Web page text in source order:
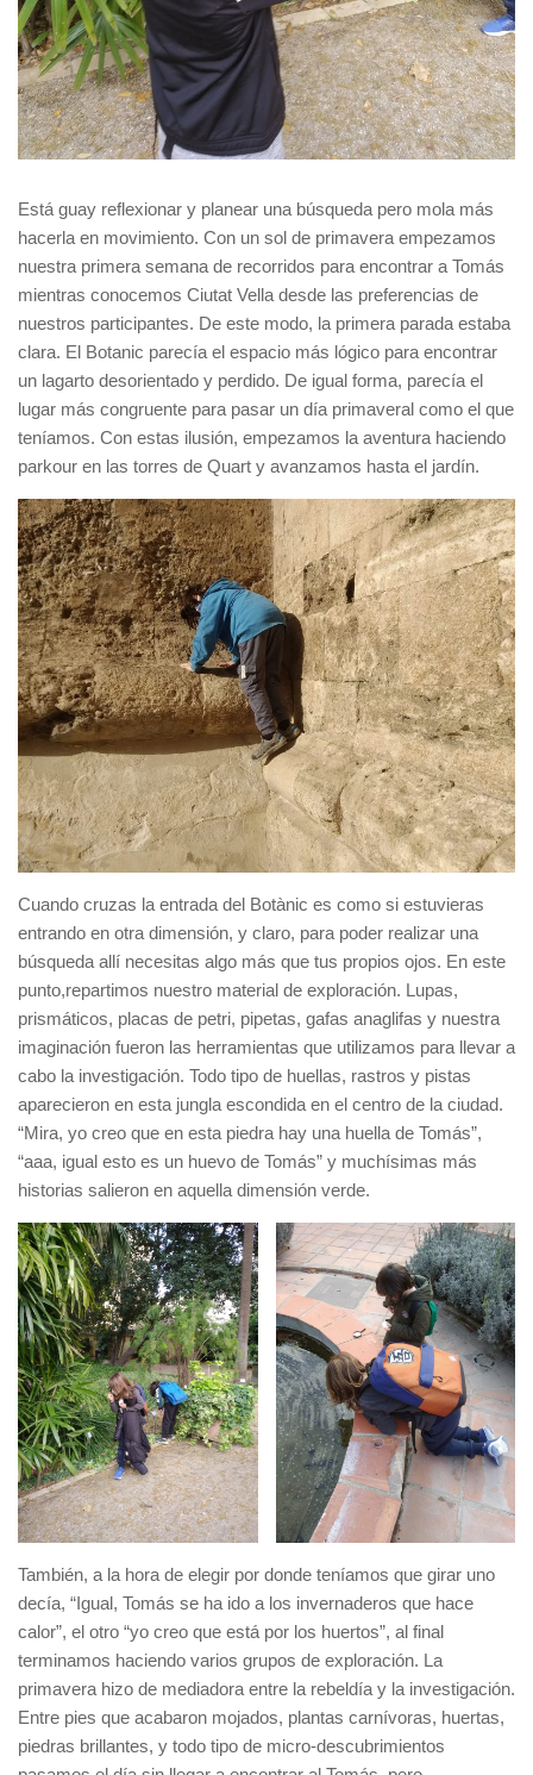
Está guay reflexionar y planear una búsqueda pero mola más
hacerla en movimiento. Con un sol de primavera empezamos
nuestra primera semana de recorridos para encontrar a Tomás
mientras conocemos Ciutat Vella desde las preferencias de
nuestros participantes. De este modo, la primera parada estaba
clara. El Botanic parecía el espacio más lógico para encontrar
un lagarto desorientado y perdido. De igual forma, parecía el
lugar más congruente para pasar un día primaveral como el que
teníamos. Con estas ilusión, empezamos la aventura haciendo
parkour en las torres de Quart y avanzamos hasta el jardín.
Cuando cruzas la entrada del Botànic es como si estuvieras
entrando en otra dimensión, y claro, para poder realizar una
búsqueda allí necesitas algo más que tus propios ojos. En este
punto,repartimos nuestro material de exploración. Lupas,
prismáticos, placas de petri, pipetas, gafas anaglifas y nuestra
imaginación fueron las herramientas que utilizamos para llevar a
cabo la investigación. Todo tipo de huellas, rastros y pistas
aparecieron en esta jungla escondida en el centro de la ciudad.
“Mira, yo creo que en esta piedra hay una huella de Tomás”,
“aaa, igual esto es un huevo de Tomás” y muchísimas más
historias salieron en aquella dimensión verde.
También, a la hora de elegir por donde teníamos que girar uno
decía, “Igual, Tomás se ha ido a los invernaderos que hace
calor”, el otro “yo creo que está por los huertos”, al final
terminamos haciendo varios grupos de exploración. La
primavera hizo de mediadora entre la rebeldía y la investigación.
Entre pies que acabaron mojados, plantas carnívoras, huertas,
piedras brillantes, y todo tipo de micro-descubrimientos